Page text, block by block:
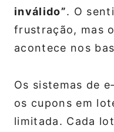
inválido”. O
frustração, mas
acontece nos
Os sistemas de
os cupons em
limitada. Cada